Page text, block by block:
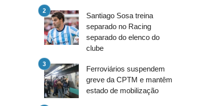
Santiago Sosa treina
separado no Racing
separado do elenco do
clube
Ferroviários suspendem
greve da CPTM e mantêm
estado de mobilização